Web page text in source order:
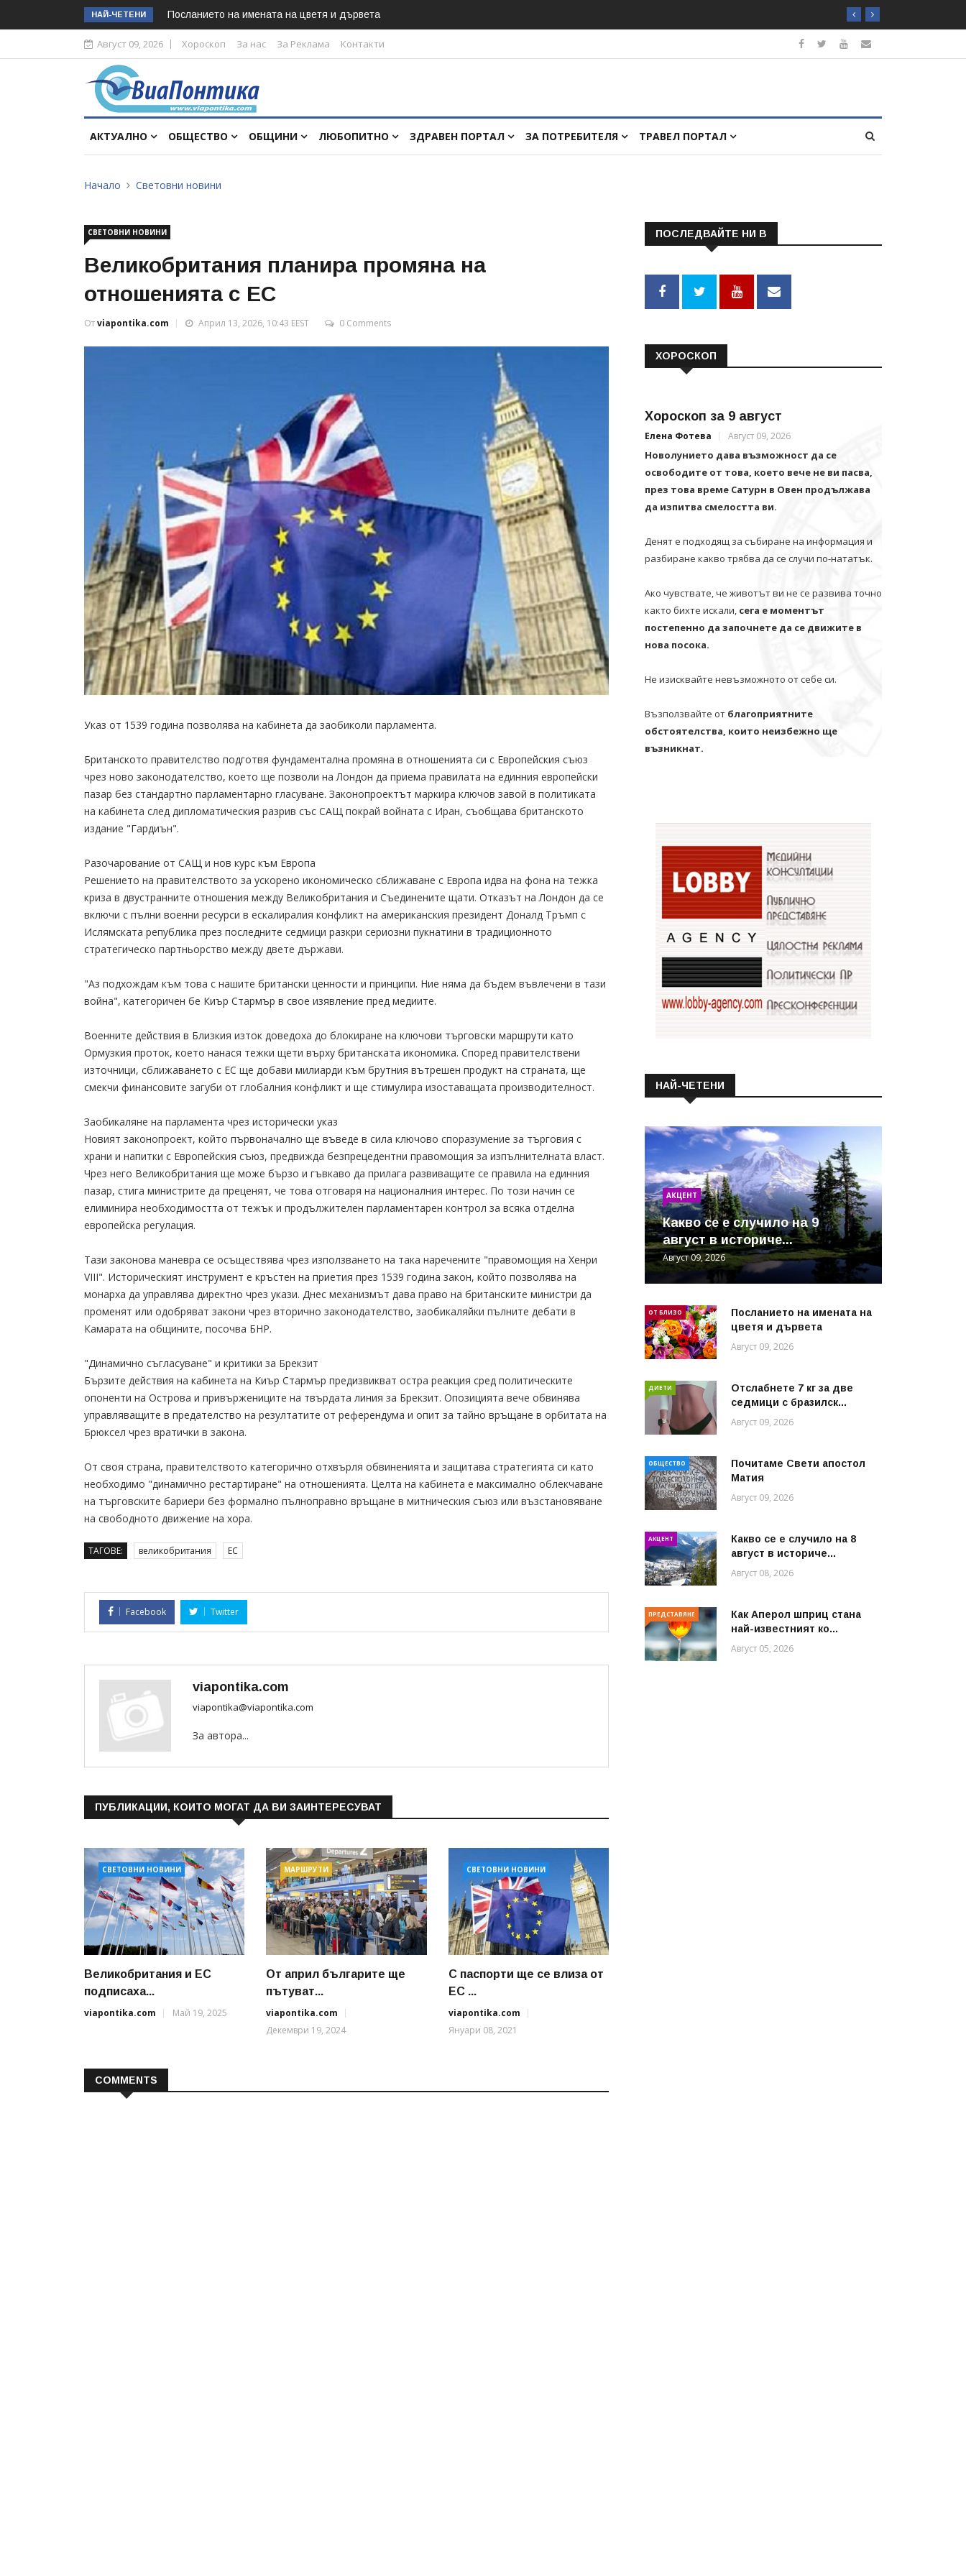
НАЙ-ЧЕТЕНИ Посланието на имената на цветя и дървета
Август 09, 2026 Хороскоп За нас За Реклама Контакти
АКТУАЛНО ОБЩЕСТВО ОБЩИНИ ЛЮБОПИТНО ЗДРАВЕН ПОРТАЛ ЗА ПОТРЕБИТЕЛЯ ТРАВЕЛ ПОРТАЛ
Начало Световни новини
СВЕТОВНИ НОВИНИ
Великобритания планира промяна на
отношенията с ЕС
Отviapontika.com Април 13, 2026, 10:43 EEST 0 Comments
Указ от 1539 година позволява на кабинета да заобиколи парламента.
Британското правителство подготвя фундаментална промяна в отношенията си с Европейския съюз
чрез ново законодателство, което ще позволи на Лондон да приема правилата на единния европейски
пазар без стандартно парламентарно гласуване. Законопроектът маркира ключов завой в политиката
на кабинета след дипломатическия разрив със САЩ покрай войната с Иран, съобщава британското
издание "Гардиън".
Разочарование от САЩ и нов курс към Европа
Решението на правителството за ускорено икономическо сближаване с Европа идва на фона на тежка
криза в двустранните отношения между Великобритания и Съединените щати. Отказът на Лондон да се
включи с пълни военни ресурси в ескалиралия конфликт на американския президент Доналд Тръмп с
Ислямската република през последните седмици разкри сериозни пукнатини в традиционното
стратегическо партньорство между двете държави.
"Аз подхождам към това с нашите британски ценности и принципи. Ние няма да бъдем въвлечени в тази
война", категоричен бе Киър Стармър в свое изявление пред медиите.
Военните действия в Близкия изток доведоха до блокиране на ключови търговски маршрути като
Ормузкия проток, което нанася тежки щети върху британската икономика. Според правителствени
източници, сближаването с ЕС ще добави милиарди към брутния вътрешен продукт на страната, ще
смекчи финансовите загуби от глобалния конфликт и ще стимулира изоставащата производителност.
Заобикаляне на парламента чрез исторически указ
Новият законопроект, който първоначално ще въведе в сила ключово споразумение за търговия с
храни и напитки с Европейския съюз, предвижда безпрецедентни правомощия за изпълнителната власт.
Чрез него Великобритания ще може бързо и гъвкаво да прилага развиващите се правила на единния
пазар, стига министрите да преценят, че това отговаря на националния интерес. По този начин се
елиминира необходимостта от тежък и продължителен парламентарен контрол за всяка отделна
европейска регулация.
Тази законова маневра се осъществява чрез използването на така наречените "правомощия на Хенри
VIII". Историческият инструмент е кръстен на приетия през 1539 година закон, който позволява на
монарха да управлява директно чрез укази. Днес механизмът дава право на британските министри да
променят или одобряват закони чрез вторично законодателство, заобикаляйки пълните дебати в
Камарата на общините, посочва БНР.
"Динамично съгласуване" и критики за Брекзит
Бързите действия на кабинета на Киър Стармър предизвикват остра реакция сред политическите
опоненти на Острова и привържениците на твърдата линия за Брекзит. Опозицията вече обвинява
управляващите в предателство на резултатите от референдума и опит за тайно връщане в орбитата на
Брюксел чрез вратички в закона.
От своя страна, правителството категорично отхвърля обвиненията и защитава стратегията си като
необходимо "динамично рестартиране" на отношенията. Целта на кабинета е максимално облекчаване
на търговските бариери без формално пълноправно връщане в митническия съюз или възстановяване
на свободното движение на хора.
ТАГОВЕ: великобритания ЕС
Facebook Twitter
viapontika.com
viapontika@viapontika.com
За автора...
ПУБЛИКАЦИИ, КОИТО МОГАТ ДА ВИ ЗАИНТЕРЕСУВАТ
СВЕТОВНИ НОВИНИ
Великобритания и ЕС
подписаха...
viapontika.com
Май 19, 2025
МАРШРУТИ
От април българите ще
пътуват...
viapontika.com
Декември 19, 2024
СВЕТОВНИ НОВИНИ
С паспорти ще се влиза от
ЕС ...
viapontika.com
Януари 08, 2021
COMMENTS
ПОСЛЕДВАЙТЕ НИ В
ХОРОСКОП
Хороскоп за 9 август
Елена Фотева Август 09, 2026
Новолунието дава възможност да се
освободите от това, което вече не ви пасва,
през това време Сатурн в Овен продължава
да изпитва смелостта ви.
Денят е подходящ за събиране на информация и
разбиране какво трябва да се случи по-нататък.
Ако чувствате, че животът ви не се развива точно
както бихте искали, сега е моментът
постепенно да започнете да се движите в
нова посока.
Не изисквайте невъзможното от себе си.
Възползвайте от благоприятните
обстоятелства, които неизбежно ще
възникнат.
НАЙ-ЧЕТЕНИ
АКЦЕНТ
Какво се е случило на 9
август в историче...
Август 09, 2026
ОТ БЛИЗО
Посланието на имената на
цветя и дървета
Август 09, 2026
ДИЕТИ
Отслабнете 7 кг за две
седмици с бразилск...
Август 09, 2026
ОБЩЕСТВО
Почитаме Свети апостол
Матия
Август 09, 2026
АКЦЕНТ
Какво се е случило на 8
август в историче...
Август 08, 2026
ПРЕДСТАВЯНЕ
Как Аперол шприц стана
най-известният ко...
Август 05, 2026